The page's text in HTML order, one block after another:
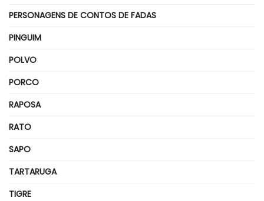
PERSONAGENS DE CONTOS DE FADAS
PINGUIM
POLVO
PORCO
RAPOSA
RATO
SAPO
TARTARUGA
TIGRE